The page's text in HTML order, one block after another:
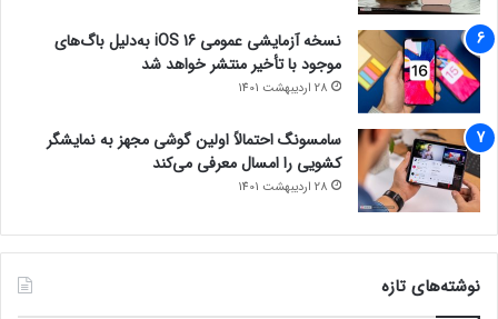
نسخه آزمایشی عمومی iOS 16 به‌دلیل باگ‌های
موجود با تأخیر منتشر خواهد شد
28 اردیبهشت 1401
سامسونگ احتمالاً اولین گوشی مجهز به نمایشگر
کشویی را امسال معرفی می‌کند
28 اردیبهشت 1401
نوشته‌های تازه